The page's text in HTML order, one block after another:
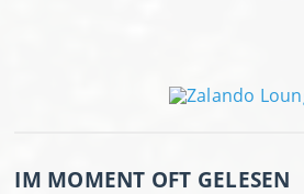
IM MOMENT OFT GELESEN